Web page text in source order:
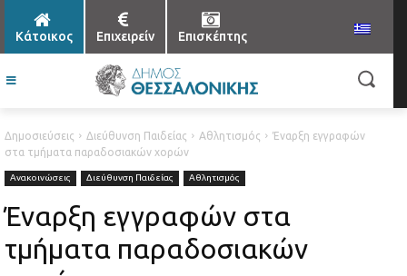
Κάτοικος Επιχειρείν Επισκέπτης
Δημοσιεύσεις Διεύθυνση Παιδείας Αθλητισμός
Έναρξη εγγραφών
στα τμήματα παραδοσιακών χορών
Ανακοινώσεις Διεύθυνση Παιδείας Αθλητισμός
Έναρξη εγγραφών στα
τμήματα παραδοσιακών